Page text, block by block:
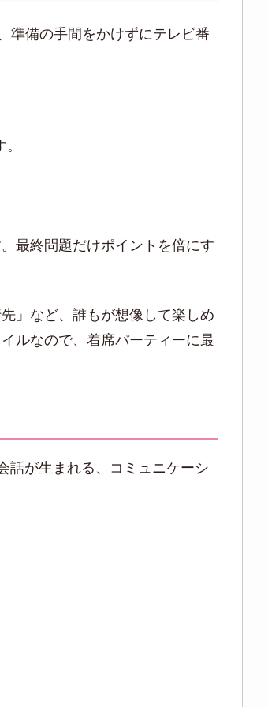
準備の手間をかけずにテレビ番
最終問題だけポイントを倍にす
」など、誰もが想像して楽しめ
ルなので、着席パーティーに最
話が生まれる、コミュニケーシ